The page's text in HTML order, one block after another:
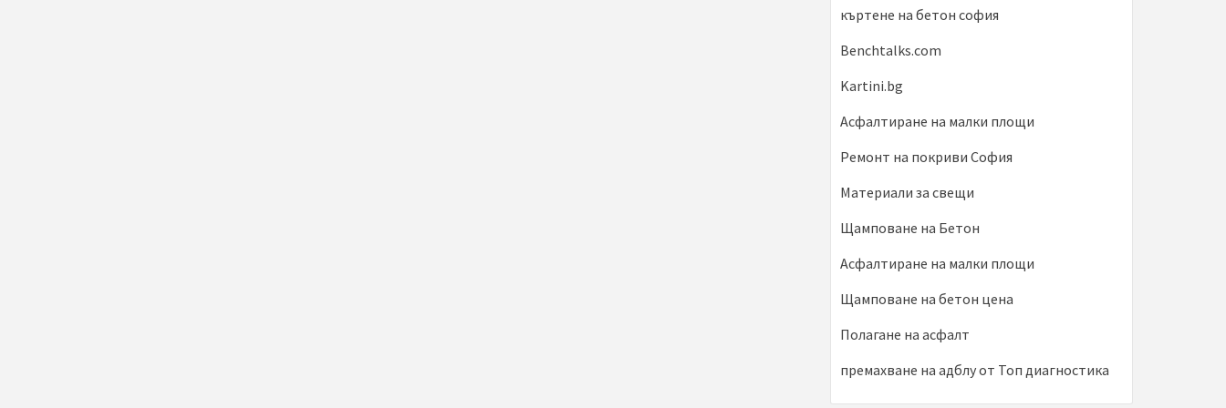
къртене на бетон софия
Benchtalks.com
Kartini.bg
Асфалтиране на малки площи
Ремонт на покриви София
Материали за свещи
Щамповане на Бетон
Асфалтиране на малки площи
Щамповане на бетон цена
Полагане на асфалт
премахване на адблу от Топ диагностика